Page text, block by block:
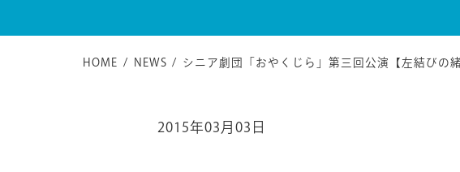
HOME / NEWS / シニア劇団「おやくじら」第三回公演【左結びの
2015年03月03日